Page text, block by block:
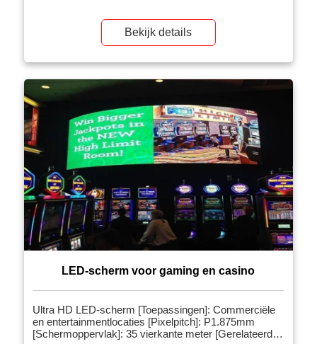
printplaat en een flexibele onderlaag. De module is
zeer flexibel en de buigingsgraad kan 120 graden
Bekijk details
LED-scherm voor gaming en casino
Ultra HD LED-scherm [Toepassingen]: Commerciële
en entertainmentlocaties [Pixelpitch]: P1.875mm
[Schermoppervlak]: 35 vierkante meter [Gerelateerde